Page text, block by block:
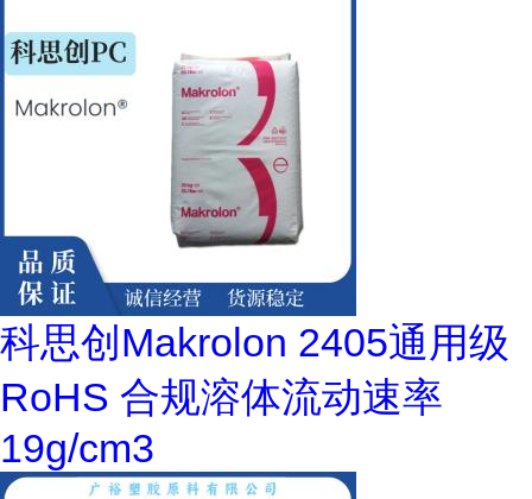
科思创Makrolon 2405通用级
RoHS 合规溶体流动速率
19g/cm3